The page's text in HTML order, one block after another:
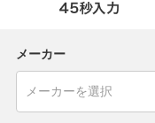
メーカー